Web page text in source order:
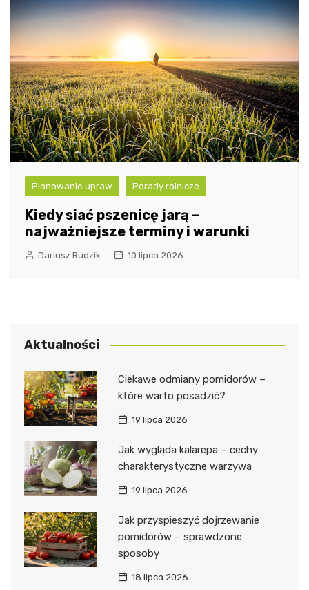
Planowanie upraw Porady rolnicze
Kiedy siać pszenicę jarą –
najważniejsze terminy i warunki
Dariusz Rudzik 10 lipca 2026
Aktualności
Ciekawe odmiany pomidorów –
które warto posadzić?
19 lipca 2026
Jak wygląda kalarepa – cechy
charakterystyczne warzywa
19 lipca 2026
Jak przyspieszyć dojrzewanie
pomidorów – sprawdzone
sposoby
18 lipca 2026